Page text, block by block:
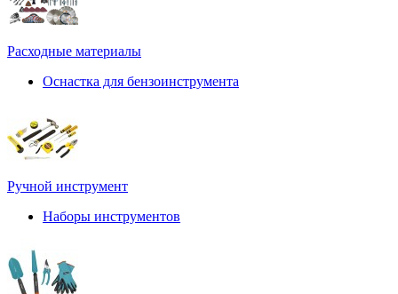
Расходные материалы
Оснастка для бензоинструмента
Ручной инструмент
Наборы инструментов